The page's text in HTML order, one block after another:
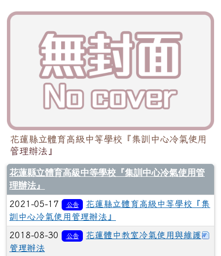
花蓮縣立體育高級中等學校『集訓中心冷氣使用
管理辦法』
花蓮縣立體育高級中等學校『集訓中心冷氣使用管
理辦法』
2021-05-17 公告
花蓮縣立體育高級中等學校『集
訓中心冷氣使用管理辦法』
2018-08-30 公告
花蓮體中教室冷氣使用與維護
管理辦法